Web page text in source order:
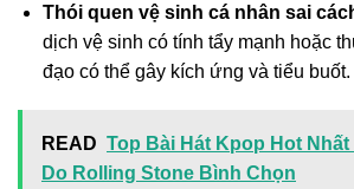
Thói quen vệ sinh cá nhân sai
dịch vệ sinh có tính tẩy mạnh hoặc
đạo có thể gây kích ứng và tiểu buốt.
READ Top Bài Hát Kpop Hot
Do Rolling Stone Bình Chọn